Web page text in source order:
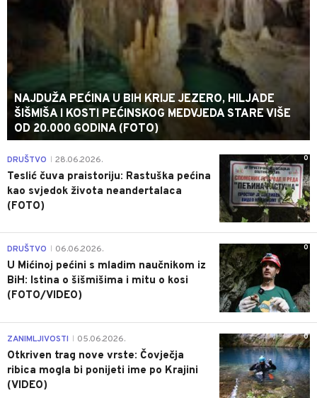
NAJDUŽA PEĆINA U BIH KRIJE JEZERO, HILJADE
ŠIŠMIŠA I KOSTI PEĆINSKOG MEDVJEDA STARE VIŠE
OD 20.000 GODINA (FOTO)
0
DRUŠTVO 28.06.2026.
Teslić čuva praistoriju: Rastuška pećina
kao svjedok života neandertalaca
(FOTO)
0
DRUŠTVO 06.06.2026.
U Mićinoj pećini s mladim naučnikom iz
BiH: Istina o šišmišima i mitu o kosi
(FOTO/VIDEO)
0
ZANIMLJIVOSTI 05.06.2026.
Otkriven trag nove vrste: Čovječja
ribica mogla bi ponijeti ime po Krajini
(VIDEO)